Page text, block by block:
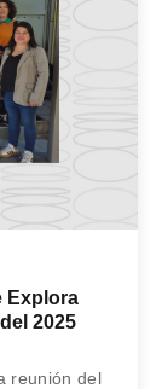
Explora
2025
reunión del